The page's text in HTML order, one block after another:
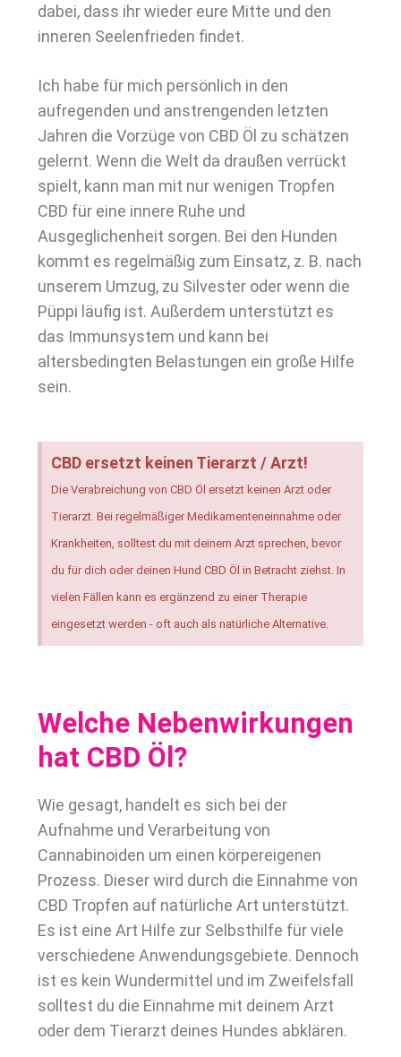
dabei, dass ihr wieder eure Mitte und den
inneren Seelenfrieden findet.
Ich habe für mich persönlich in den
aufregenden und anstrengenden letzten
Jahren die Vorzüge von CBD Öl zu schätzen
gelernt. Wenn die Welt da draußen verrückt
spielt, kann man mit nur wenigen Tropfen
CBD für eine innere Ruhe und
Ausgeglichenheit sorgen. Bei den Hunden
kommt es regelmäßig zum Einsatz, z. B. nach
unserem Umzug, zu Silvester oder wenn die
Püppi läufig ist. Außerdem unterstützt es
das Immunsystem und kann bei
altersbedingten Belastungen ein große Hilfe
sein.
CBD ersetzt keinen Tierarzt / Arzt!
Die Verabreichung von CBD Öl ersetzt keinen Arzt oder
Tierarzt. Bei regelmäßiger Medikamenteneinnahme oder
Krankheiten, solltest du mit deinem Arzt sprechen, bevor
du für dich oder deinen Hund CBD Öl in Betracht ziehst. In
vielen Fällen kann es ergänzend zu einer Therapie
eingesetzt werden - oft auch als natürliche Alternative.
Welche Nebenwirkungen
hat CBD Öl?
Wie gesagt, handelt es sich bei der
Aufnahme und Verarbeitung von
Cannabinoiden um einen körpereigenen
Prozess. Dieser wird durch die Einnahme von
CBD Tropfen auf natürliche Art unterstützt.
Es ist eine Art Hilfe zur Selbsthilfe für viele
verschiedene Anwendungsgebiete. Dennoch
ist es kein Wundermittel und im Zweifelsfall
solltest du die Einnahme mit deinem Arzt
oder dem Tierarzt deines Hundes abklären.